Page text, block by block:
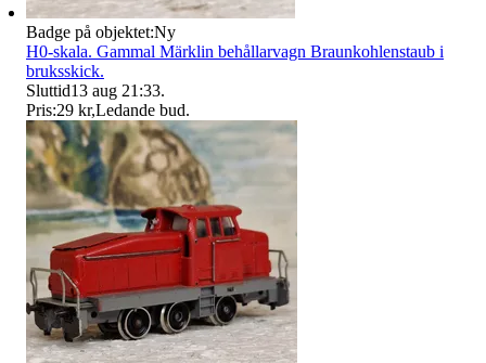
Badge på objektet:Ny
H0-skala. Gammal Märklin behållarvagn Braunkohlenstaub i
bruksskick.
Sluttid13 aug 21:33.
Pris:29 kr,Ledande bud.